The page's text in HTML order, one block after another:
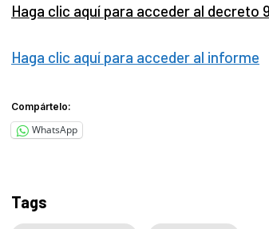
Haga clic aquí para acceder al decreto
Haga clic aquí para acceder al informe
Compártelo:
WhatsApp
Tags